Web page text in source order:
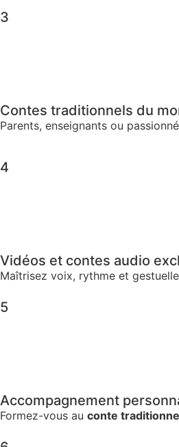
3
Contes traditionnels du
Parents, enseignants ou
4
Vidéos et contes audio
Maîtrisez voix, rythme et
5
Accompagnement
Formez-vous au conte